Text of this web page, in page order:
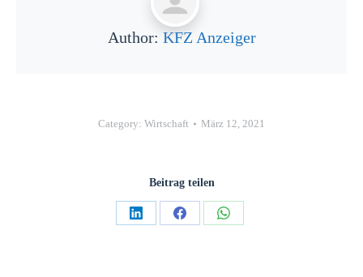
Author: KFZ Anzeiger
Category: Wirtschaft März 12, 2021
Beitrag teilen
Teilen
Teilen
Teilen